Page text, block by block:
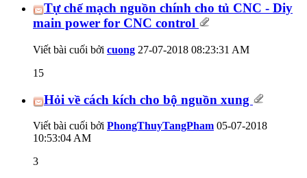
Tự chế mạch nguồn chính cho tủ CNC - Diy
main power for CNC control
Viết bài cuối bởi cuong 27-07-2018 08:23:31 AM
15
Hỏi về cách kích cho bộ nguồn xung
Viết bài cuối bởi PhongThuyTangPham 05-07-2018
10:53:04 AM
3